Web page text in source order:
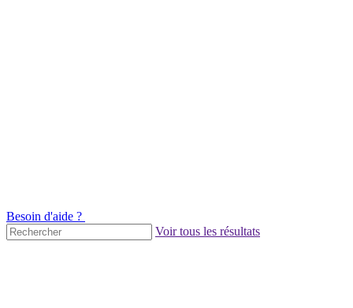
Besoin d'aide ?
Voir tous les résultats